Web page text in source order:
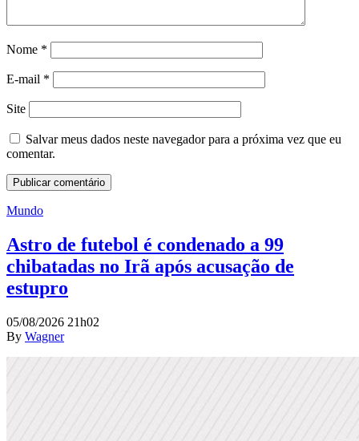
Nome *
E-mail *
Site
Salvar meus dados neste navegador para a próxima vez que eu
comentar.
Mundo
Astro de futebol é condenado a 99
chibatadas no Irã após acusação de
estupro
05/08/2026 21h02
By Wagner